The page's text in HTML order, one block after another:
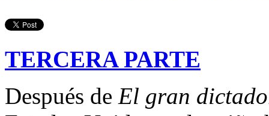
TERCERA PARTE
Después de El gran